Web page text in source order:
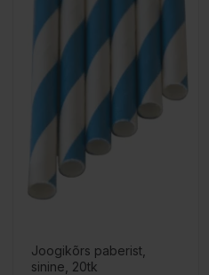
Joogikõrs paberist,
sinine, 20tk